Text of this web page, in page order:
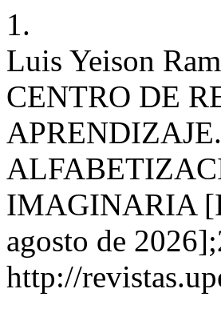
1.
Luis Yeison
CENTRO DE
IMAGINARIA
agosto de
http://